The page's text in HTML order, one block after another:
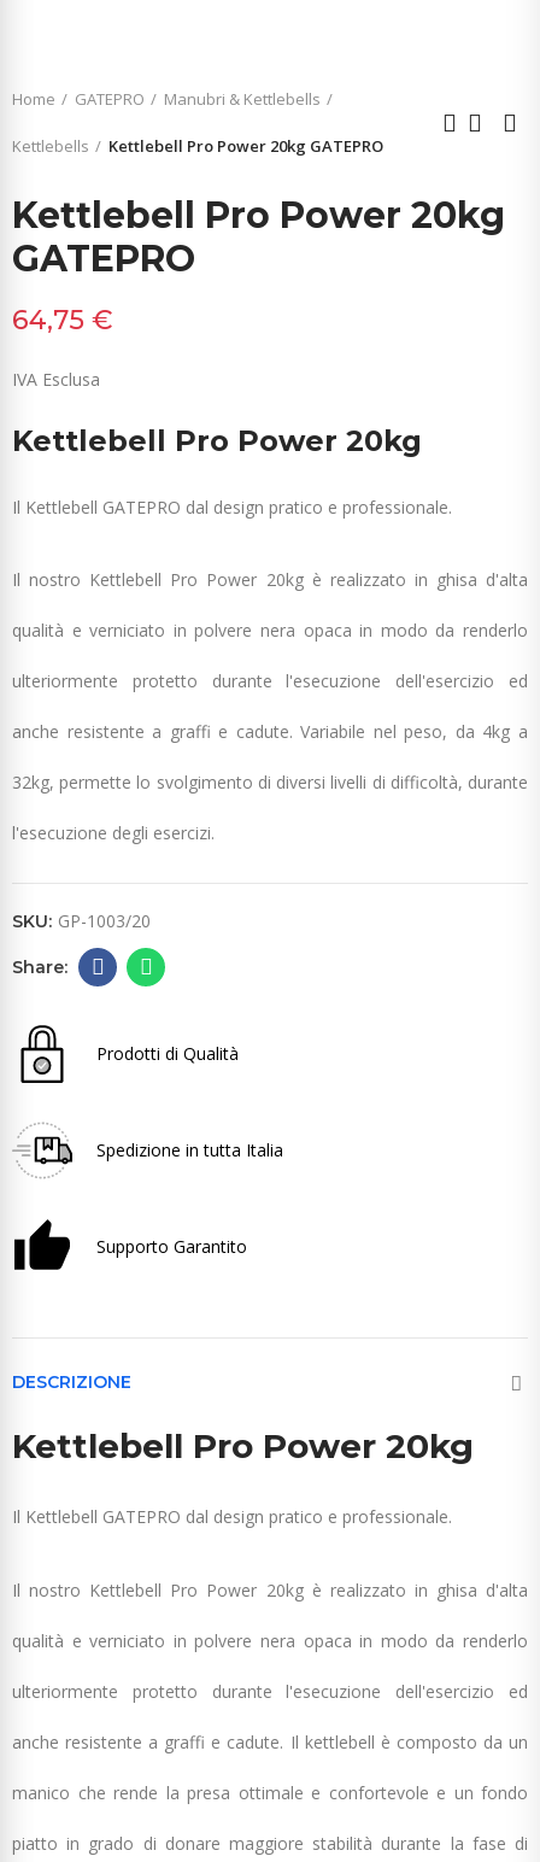
Home GATEPRO Manubri & Kettlebells
Kettlebells Kettlebell Pro Power 20kg GATEPRO
Kettlebell Pro Power 20kg
GATEPRO
64,75 €
IVA Esclusa
Kettlebell Pro Power 20kg
Il Kettlebell GATEPRO dal design pratico e professionale.
Il nostro Kettlebell Pro Power 20kg è realizzato in ghisa d'alta
qualità e verniciato in polvere nera opaca in modo da renderlo
ulteriormente protetto durante l'esecuzione dell'esercizio ed
anche resistente a graffi e cadute. Variabile nel peso, da 4kg a
32kg, permette lo svolgimento di diversi livelli di difficoltà, durante
l'esecuzione degli esercizi.
SKU: GP-1003/20
Prodotti di Qualità
Spedizione in tutta Italia
Supporto Garantito
DESCRIZIONE
Kettlebell Pro Power 20kg
Il Kettlebell GATEPRO dal design pratico e professionale.
Il nostro Kettlebell Pro Power 20kg è realizzato in ghisa d'alta
qualità e verniciato in polvere nera opaca in modo da renderlo
ulteriormente protetto durante l'esecuzione dell'esercizio ed
anche resistente a graffi e cadute. Il kettlebell è composto da un
manico che rende la presa ottimale e confortevole e un fondo
piatto in grado di donare maggiore stabilità durante la fase di